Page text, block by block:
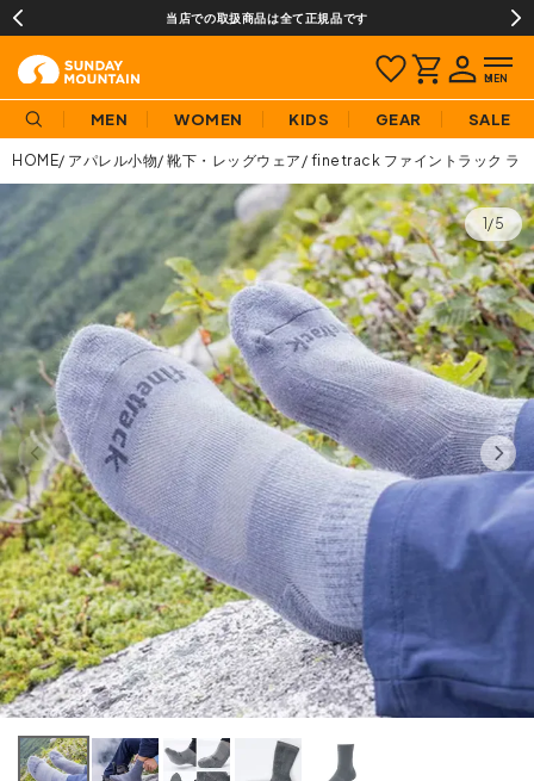
当店での取扱商品は全て正規品です
MEN WOMEN KIDS GEAR SALE
HOME アパレル小物 靴下・レッグウェア finetrack ファイントラック ラ
1/5